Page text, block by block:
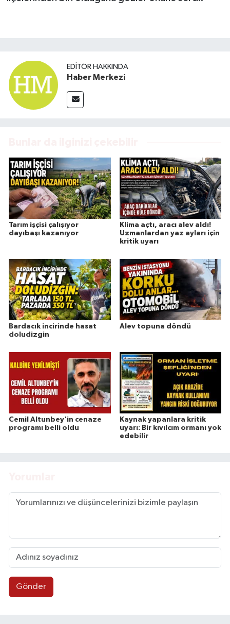
EDITÖR HAKKINDA
Haber Merkezi
Tarım işçisi çalışıyor
dayıbaşı kazanıyor
Klima açtı, aracı alev aldı!
Uzmanlardan yaz ayları için
kritik uyarı
Bardacık incirinde hasat
doludizgin
Alev topuna döndü
Cemil Altunbey'in cenaze
programı belli oldu
Kaynak yapanlara kritik
uyarı: Bir kıvılcım ormanı yok
edebilir
Gönder